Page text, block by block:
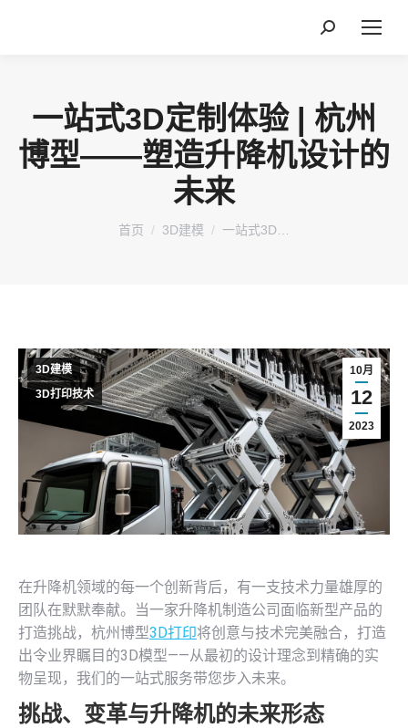
搜
一站式3D定制体验 | 杭州
博型——塑造升降机设计的
未来
您在这里：
首页 3D建模 一站式3D…
10月
12
2023
3D建模
3D打印技术
在升降机领域的每一个创新背后，有一支技术力量雄厚的
团队在默默奉献。当一家升降机制造公司面临新型产品的
打造挑战，杭州博型3D打印将创意与技术完美融合，打造
出令业界瞩目的3D模型——从最初的设计理念到精确的实
物呈现，我们的一站式服务带您步入未来。
挑战、变革与升降机的未来形态